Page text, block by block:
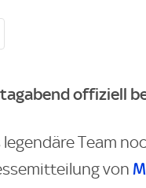
offiziell
Team
von